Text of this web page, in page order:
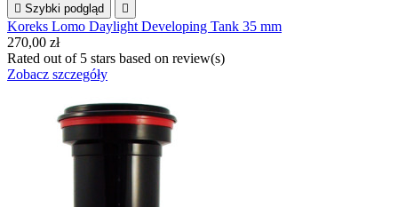
 Szybki podgląd 
Koreks Lomo Daylight Developing Tank 35 mm
270,00 zł
Rated out of 5 stars based on review(s)
Zobacz szczegóły